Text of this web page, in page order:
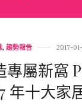
, 趨勢報告 2017-
專屬新窩
年十大家